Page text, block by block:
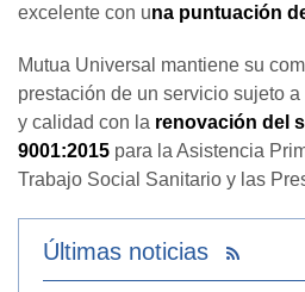
excelente con una puntuación
Mutua Universal mantiene su
prestación de un servicio sujeto
y calidad con la renovación del
9001:2015 para la Asistencia
Trabajo Social Sanitario y las
Últimas noticias